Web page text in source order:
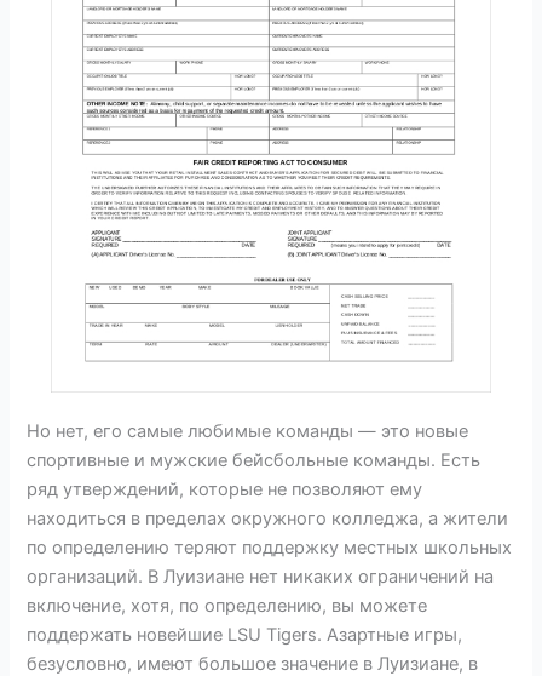
Но нет, его самые любимые команды — это новые
спортивные и мужские бейсбольные команды. Есть
ряд утверждений, которые не позволяют ему
находиться в пределах окружного колледжа, а жители
по определению теряют поддержку местных школьных
организаций. В Луизиане нет никаких ограничений на
включение, хотя, по определению, вы можете
поддержать новейшие LSU Tigers. Азартные игры,
безусловно, имеют большое значение в Луизиане, в